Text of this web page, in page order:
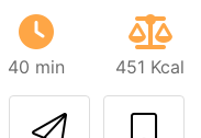
40 min 451 Kcal